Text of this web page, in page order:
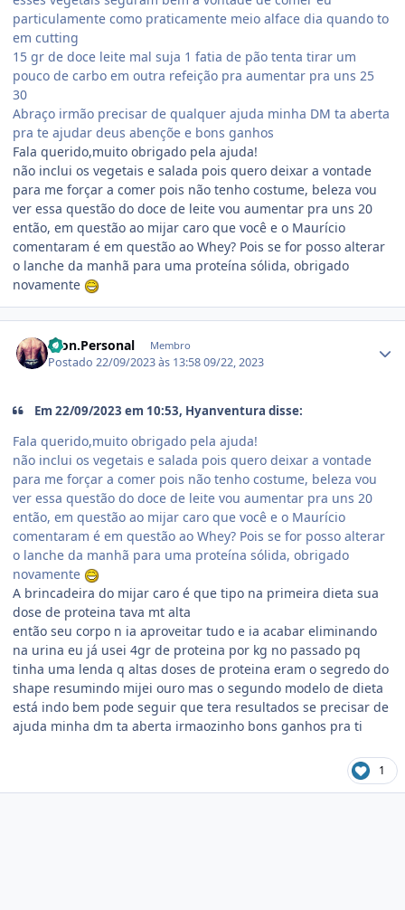
particulamente como praticamente meio alface dia quando to
em cutting
15 gr de doce leite mal suja 1 fatia de pão tenta tirar um
pouco de carbo em outra refeição pra aumentar pra uns 25
30
Abraço irmão precisar de qualquer ajuda minha DM ta aberta
pra te ajudar deus abençõe e bons ganhos
Fala querido,muito obrigado pela ajuda!
não inclui os vegetais e salada pois quero deixar a vontade
para me forçar a comer pois não tenho costume, beleza vou
ver essa questão do doce de leite vou aumentar pra uns 20
então, em questão ao mijar caro que você e o Maurício
comentaram é em questão ao Whey? Pois se for posso alterar
o lanche da manhã para uma proteína sólida, obrigado
novamente
Won.Personal Membro
Postado22/09/2023 às 13:5809/22, 2023
Em 22/09/2023 em 10:53, Hyanventura disse:
Fala querido,muito obrigado pela ajuda!
não inclui os vegetais e salada pois quero deixar a vontade
para me forçar a comer pois não tenho costume, beleza vou
ver essa questão do doce de leite vou aumentar pra uns 20
então, em questão ao mijar caro que você e o Maurício
comentaram é em questão ao Whey? Pois se for posso alterar
o lanche da manhã para uma proteína sólida, obrigado
novamente
A brincadeira do mijar caro é que tipo na primeira dieta sua
dose de proteina tava mt alta
então seu corpo n ia aproveitar tudo e ia acabar eliminando
na urina eu já usei 4gr de proteina por kg no passado pq
tinha uma lenda q altas doses de proteina eram o segredo do
shape resumindo mijei ouro mas o segundo modelo de dieta
está indo bem pode seguir que tera resultados se precisar de
ajuda minha dm ta aberta irmaozinho bons ganhos pra ti
1